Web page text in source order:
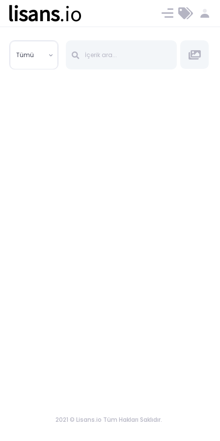
lisans.io Ücret ve Planlar
Tümü
2021 © Lisans.io Tüm Hakları Saklıdır.